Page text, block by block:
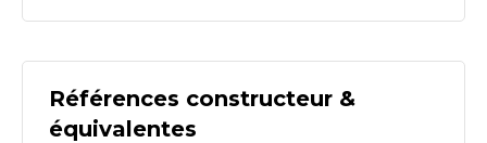
Références constructeur &
équivalentes